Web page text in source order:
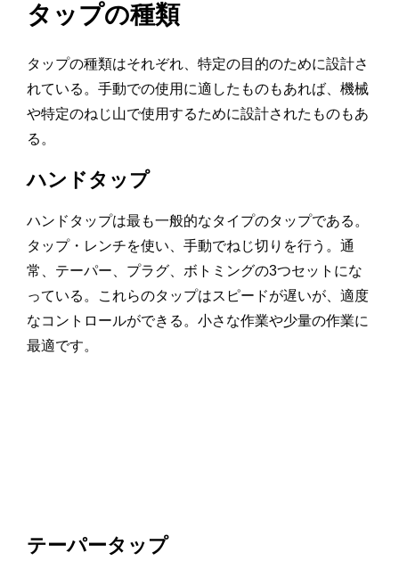
タップの種類
タップの種類はそれぞれ、特定の目的のために設計さ
れている。手動での使用に適したものもあれば、機械
や特定のねじ山で使用するために設計されたものもあ
る。
ハンドタップ
ハンドタップは最も一般的なタイプのタップである。
タップ・レンチを使い、手動でねじ切りを行う。通
常、テーパー、プラグ、ボトミングの3つセットにな
っている。これらのタップはスピードが遅いが、適度
なコントロールができる。小さな作業や少量の作業に
最適です。
テーパータップ